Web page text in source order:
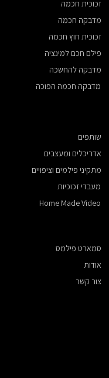
שותפים
אדריכלים ומעצבים
​מתקיני פילמים וציפויים
מעבדי זכוכיות
Home Made Video
זכוכית חכמה
מדבקה חכמה
זכוכית חוץ חכמה
פילם חכם למינציה
מדבקה חכמה הפוכה
מדבקה להחשכה
סמארט פילמס
אודות
צור קשר